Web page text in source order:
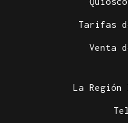
Tarifas
Venta
La